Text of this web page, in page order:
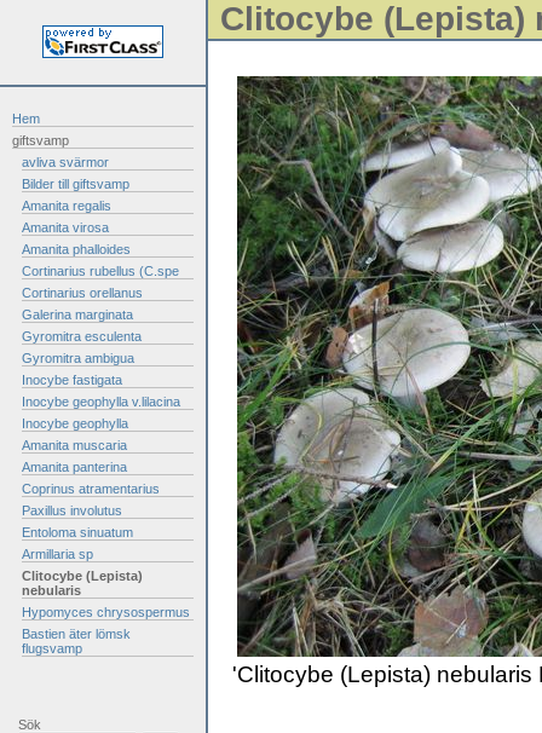
Hem
giftsvamp
avliva svärmor
Bilder till giftsvamp
Amanita regalis
Amanita virosa
Amanita phalloides
Cortinarius rubellus (C.spe
Cortinarius orellanus
Galerina marginata
Gyromitra esculenta
Gyromitra ambigua
Inocybe fastigata
Inocybe geophylla v.lilacina
Inocybe geophylla
Amanita muscaria
Amanita panterina
Coprinus atramentarius
Paxillus involutus
Entoloma sinuatum
Armillaria sp
Clitocybe (Lepista)
nebularis
Hypomyces chrysospermus
Bastien äter lömsk
flugsvamp
Sök
Clitocybe (Lepista)
'Clitocybe (Lepista) nebularis